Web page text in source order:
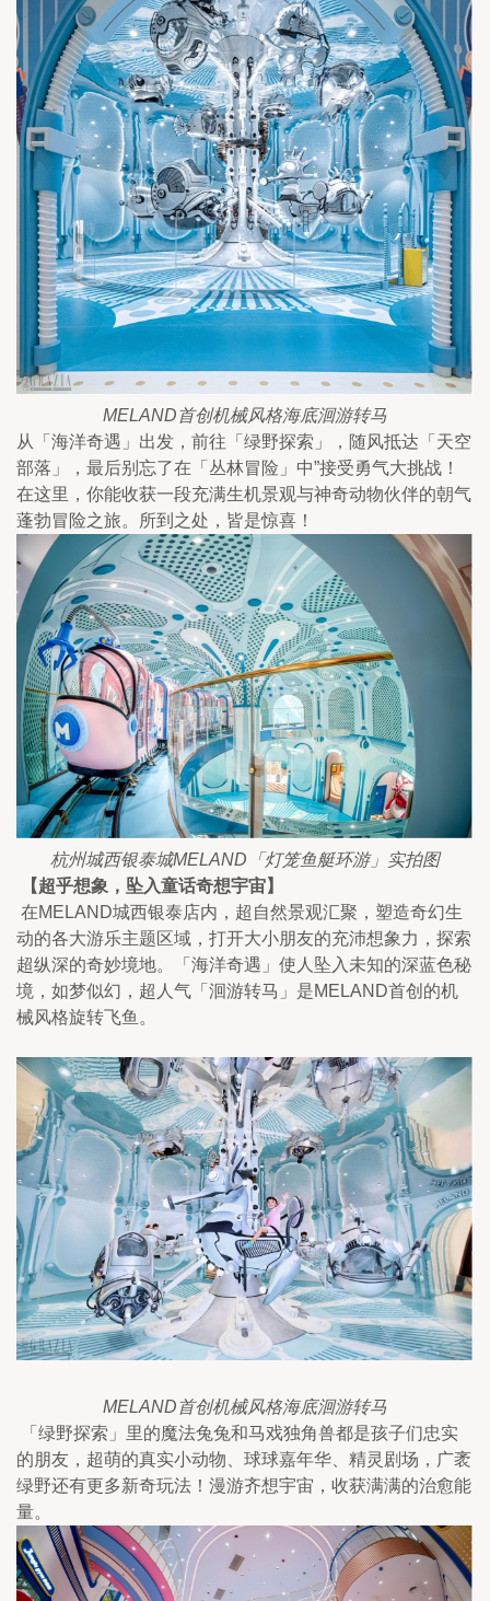
MELAND首创机械风格海底洄游转马
从「海洋奇遇」出发，前往「绿野探索」，随风抵达「天空
部落」，最后别忘了在「丛林冒险」中”接受勇气大挑战！
在这里，你能收获一段充满生机景观与神奇动物伙伴的朝气
蓬勃冒险之旅。所到之处，皆是惊喜！
杭州城西银泰城MELAND「灯笼鱼艇环游」实拍图
【超乎想象，坠入童话奇想宇宙】
在MELAND城西银泰店内，超自然景观汇聚，塑造奇幻生
动的各大游乐主题区域，打开大小朋友的充沛想象力，探索
超纵深的奇妙境地。「海洋奇遇」使人坠入未知的深蓝色秘
境，如梦似幻，超人气「洄游转马」是MELAND首创的机
械风格旋转飞鱼。
MELAND首创机械风格海底洄游转马
「绿野探索」里的魔法兔兔和马戏独角兽都是孩子们忠实
的朋友，超萌的真实小动物、球球嘉年华、精灵剧场，广袤
绿野还有更多新奇玩法！漫游齐想宇宙，收获满满的治愈能
量。